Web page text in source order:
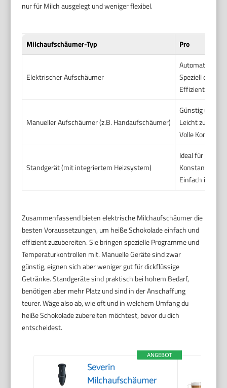
nur für Milch ausgelegt und weniger flexibel.
Milchaufschäumer-Typ Pro
Elektrischer Aufschäumer
Automatische
Speziell
Effizientes und
Manueller Aufschäumer (z.B. Handaufschäumer)
Günstig und
Leicht zu
Volle Kontrolle
Standgerät (mit integriertem Heizsystem)
Ideal für große
Konstante
Einfach in der
Zusammenfassend bieten elektrische Milchaufschäumer die
besten Voraussetzungen, um heiße Schokolade einfach und
effizient zuzubereiten. Sie bringen spezielle Programme und
Temperaturkontrollen mit. Manuelle Geräte sind zwar
günstig, eignen sich aber weniger gut für dickflüssige
Getränke. Standgeräte sind praktisch bei hohem Bedarf,
benötigen aber mehr Platz und sind in der Anschaffung
teurer. Wäge also ab, wie oft und in welchem Umfang du
heiße Schokolade zubereiten möchtest, bevor du dich
entscheidest.
ANGEBOT
Severin
Milchaufschäumer